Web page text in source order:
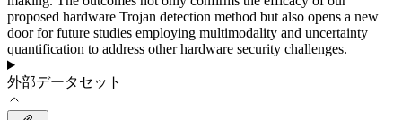
proposed hardware Trojan detection method but also opens a new
door for future studies employing multimodality and uncertainty
quantification to address other hardware security challenges.
外部データセット